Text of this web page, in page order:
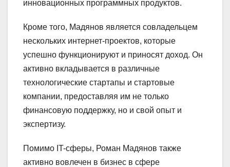
инновационных программных продуктов.
Кроме того, Мадянов является совладельцем
нескольких интернет-проектов, которые
успешно функционируют и приносят доход. Он
активно вкладывается в различные
технологические стартапы и стартовые
компании, предоставляя им не только
финансовую поддержку, но и свой опыт и
экспертизу.
Помимо IT-сферы, Роман Мадянов также
активно вовлечен в бизнес в сфере